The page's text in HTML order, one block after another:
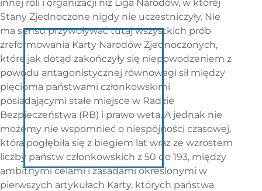
innej roli i organizacji niż Liga Narodów, w której
Stany Zjednoczone nigdy nie uczestniczyły. Nie
ma sensu przywoływać tutaj wszystkich prób
zreformowania Karty Narodów Zjednoczonych,
które jak dotąd zakończyły się niepowodzeniem z
powodu antagonistycznej równowagi sił między
pięcioma państwami członkowskimi
posiadającymi stałe miejsce w Radzie
Bezpieczeństwa (RB) i prawo weta. A jednak nie
możemy nie wspomnieć o niespójności czasowej,
która pogłębiła się z biegiem lat wraz ze wzrostem
liczby państw członkowskich z 50 do 193, między
ambitnymi celami i zasadami określonymi w
pierwszych artykułach Karty, których państwa